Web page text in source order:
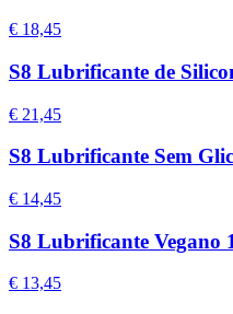
€ 18,45
S8 Lubrificante de
€ 21,45
S8 Lubrificante Sem
€ 14,45
S8 Lubrificante Vegano
€ 13,45